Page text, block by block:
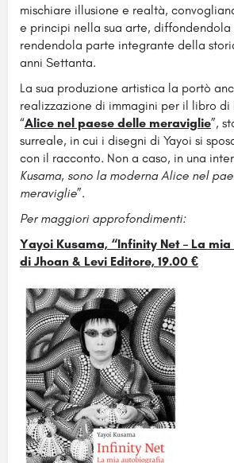
mischiare illusione e realtà,
e principi nella sua arte,
rendendola parte integrante della
anni Settanta.
La sua produzione artistica la portò
realizzazione di immagini per il libro di
“Alice nel paese delle meraviglie”,
surreale, in cui i disegni di Yayoi si
con il racconto. Non a caso, in una
Kusama, sono la moderna Alice nel
meraviglie”.
Per maggiori approfondimenti:
Yayoi Kusama, “Infinity Net – La
di Jhoan & Levi Editore, 19.00 €